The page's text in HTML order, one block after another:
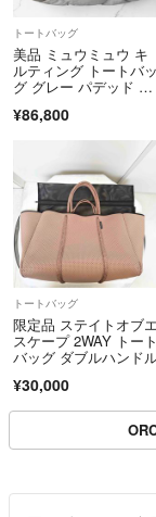
トートバッグ
美品 ミュウミュウ キ
ルティング トートバッ
グ グレー パデッド MI
¥86,800
トートバッグ
限定品 ステイトオブエ
スケープ 2WAY トート
バッグ ダブルハンド
¥30,000